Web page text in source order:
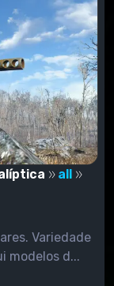
all
Variedade
modelos d...